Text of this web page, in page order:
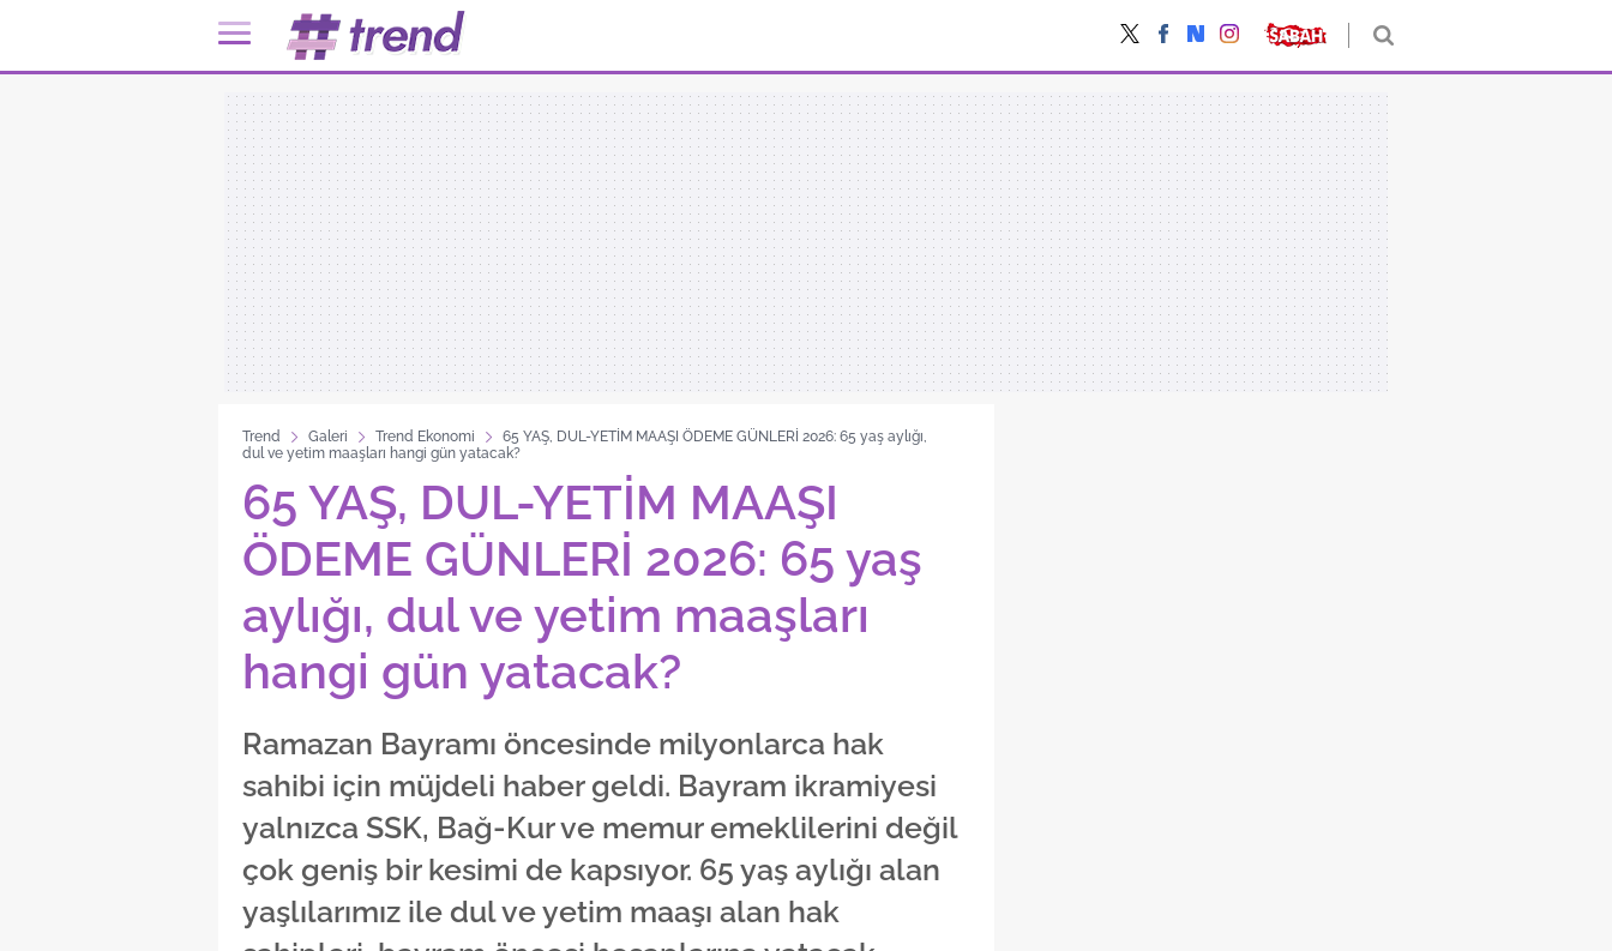
Trend Galeri Trend Ekonomi
65 YAŞ, DUL-YETİM MAAŞI ÖDEME GÜNLERİ 2026: 65 yaş aylığı,
dul ve yetim maaşları hangi gün yatacak?
65 YAŞ, DUL-YETİM MAAŞI
ÖDEME GÜNLERİ 2026: 65 yaş
aylığı, dul ve yetim maaşları
hangi gün yatacak?
Ramazan Bayramı öncesinde milyonlarca hak
sahibi için müjdeli haber geldi. Bayram ikramiyesi
yalnızca SSK, Bağ-Kur ve memur emeklilerini değil
çok geniş bir kesimi de kapsıyor. 65 yaş aylığı alan
yaşlılarımız ile dul ve yetim maaşı alan hak